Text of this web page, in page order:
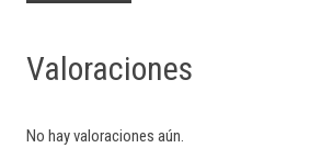
Valoraciones
No hay valoraciones aún.